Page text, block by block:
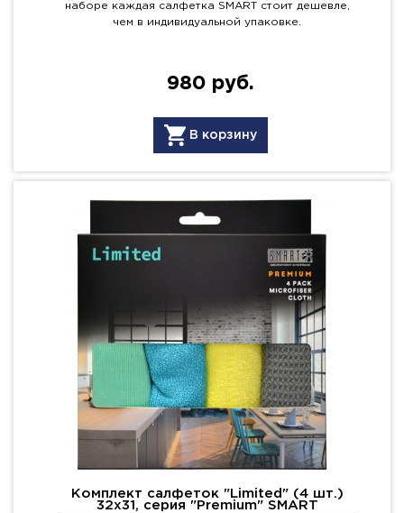
наборе каждая салфетка SMART стоит дешевле,
чем в индивидуальной упаковке.
980 руб.
В корзину
Комплект салфеток "Limited" (4 шт.)
32х31, серия "Premium" SMART